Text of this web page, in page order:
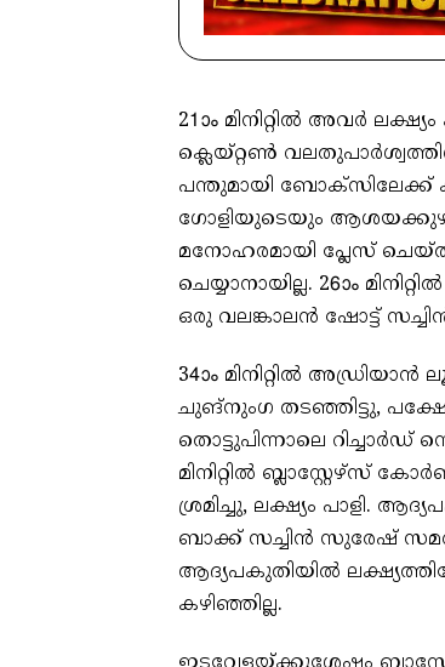
21ാം മിനിറ്റില്‍ അവര്‍
ക്ലെയ്റ്റണ്‍
പന്തുമായി ബോക്സിലേക്ക്
ഗോളിയുടെയും
മനോഹരമായി പ്ലേസ്
ചെയ്യാനായില്ല. 26ാം
ഒരു വലങ്കാലന്‍ ഷോട്ട്
34ാം മിനിറ്റില്‍
ചുങ്നുംഗ തടഞ്ഞിട്ടു, പക്ഷേ
തൊട്ടുപിന്നാലെ റിച്ചാര്‍ഡ്
മിനിറ്റില്‍ ബ്ലാസ്റ്റേഴ്സ്
ശ്രമിച്ചു, ലക്ഷ്യം പാളി.
ബാക്ക് സച്ചിന്‍ സുരേഷ്
ആദ്യപകുതിയില്‍
കഴിഞ്ഞില്ല.